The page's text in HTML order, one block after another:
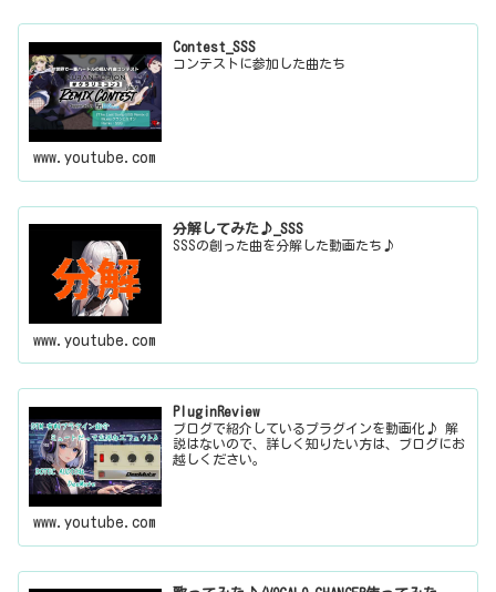
Contest_SSS
コンテストに参加した曲たち
www.youtube.com
分解してみた♪_SSS
SSSの創った曲を分解した動画たち♪
www.youtube.com
PluginReview
ブログで紹介しているプラグインを動画化♪ 解
説はないので、詳しく知りたい方は、ブログにお
越しください。
www.youtube.com